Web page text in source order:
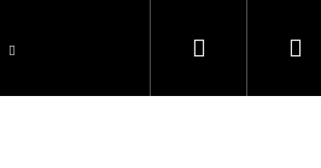
světelný
Hledat